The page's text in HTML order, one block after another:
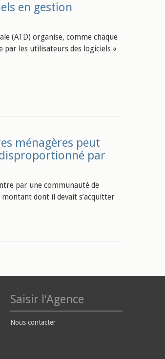
en gestion
(ATD) organise, comme chaque
par les utilisateurs des logiciels «
ménagères peut
par
par une communauté de
dont il devait s’acquitter
Saisir l'Agence
Nous contacter